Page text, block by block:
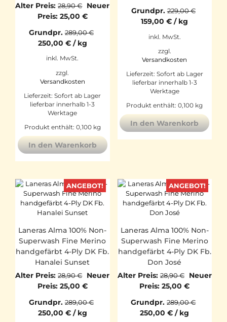
Alter Preis: 28,90€
Ursprünglicher
Preis
28,90 €
Neuer
Preis: 25,00 €Aktueller
ist:
Grundpr.289,00€
250,00 €/ kg
inkl. MwSt.
zzgl.
Versandkosten
Lieferzeit:Sofort ab Lager
lieferbar innerhalb 1-3
Werktage
Produkt enthält: 0,100 kg
In den Warenkorb
22,90 €
ist:
Grundpr.229,00€
159,00€ / kg
inkl. MwSt.
zzgl.
Versandkosten
Lieferzeit: Sofort ab Lager
lieferbar innerhalb 1-3
Werktage
Produkt enthält: 0,100 kg
In den Warenkorb
ANGEBOT!
Laneras Alma 100% Non-
Superwash Fine Merino
handgefärbt 4-Ply DK Fb.
Hanalei Sunset
Alter Preis: 28,90€
Ursprünglicher
Preis
28,90 €
Neuer
Preis: 25,00 €Aktueller
ist:
Grundpr.289,00€
250,00 €/ kg
ANGEBOT!
Laneras Alma 100% Non-
Superwash Fine Merino
handgefärbt 4-Ply DK Fb.
Don José
Alter Preis: 28,90€
Preis
28,90 €
Neuer
Preis: 25,00€Aktueller
ist:
Grundpr.289,00€
250,00€ / kg